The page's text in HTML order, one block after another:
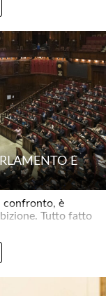
È
confronto, è
Tutto fatto